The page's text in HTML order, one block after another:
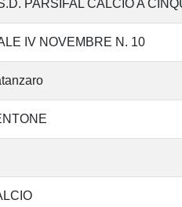
PARSIFAL CALCIO A
IV NOVEMBRE N. 10